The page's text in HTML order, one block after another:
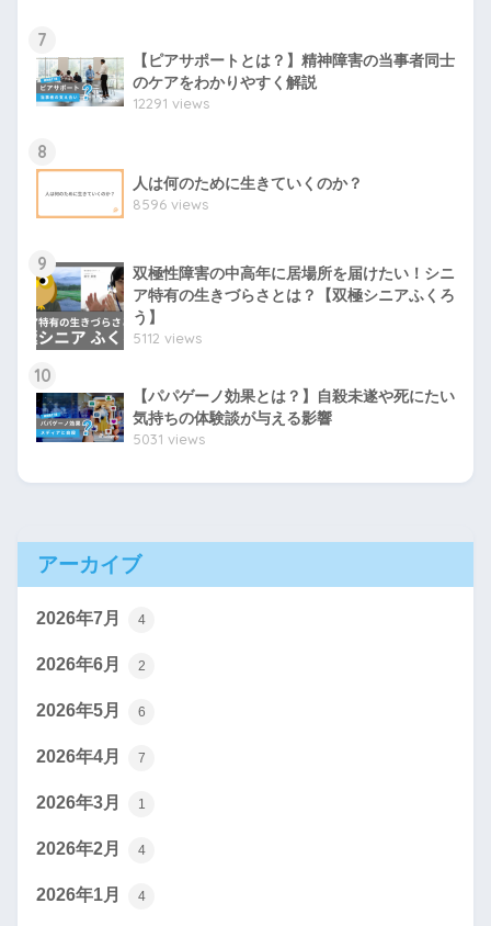
7
【ピアサポートとは？】精神障害の当事者同士
のケアをわかりやすく解説
12291 views
8
人は何のために生きていくのか？
8596 views
9
双極性障害の中高年に居場所を届けたい！シニ
ア特有の生きづらさとは？【双極シニアふくろ
う】
5112 views
10
【パパゲーノ効果とは？】自殺未遂や死にたい
気持ちの体験談が与える影響
5031 views
アーカイブ
2026年7月 4
2026年6月 2
2026年5月 6
2026年4月 7
2026年3月 1
2026年2月 4
2026年1月 4